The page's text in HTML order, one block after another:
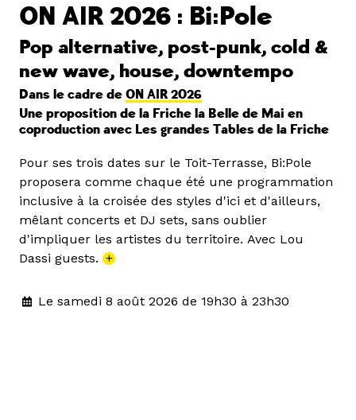
ON AIR 2026 : Bi:Pole
Pop alternative, post-punk, cold &
new wave, house, downtempo
Dans le cadre de ON AIR 2026
Une proposition de la Friche la Belle de Mai en
coproduction avec Les grandes Tables de la Friche
Pour ses trois dates sur le Toit-Terrasse, Bi:Pole
proposera comme chaque été une programmation
inclusive à la croisée des styles d'ici et d'ailleurs,
mêlant concerts et DJ sets, sans oublier
d'impliquer les artistes du territoire. Avec Lou
Dassi guests. +
Le samedi 8 août 2026 de 19h30 à 23h30